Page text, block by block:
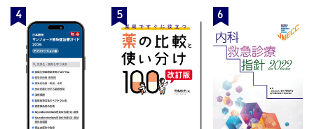
4 5 6